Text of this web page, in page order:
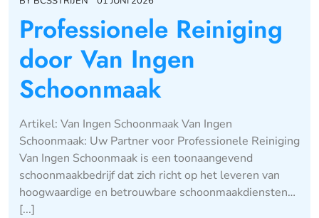
Professionele Reiniging
door Van Ingen
Schoonmaak
Artikel: Van Ingen Schoonmaak Van Ingen
Schoonmaak: Uw Partner voor Professionele Reiniging
Van Ingen Schoonmaak is een toonaangevend
schoonmaakbedrijf dat zich richt op het leveren van
hoogwaardige en betrouwbare schoonmaakdiensten…
[...]